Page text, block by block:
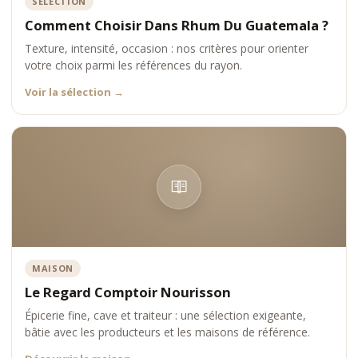
Comment Choisir Dans Rhum Du Guatemala ?
Texture, intensité, occasion : nos critères pour orienter
votre choix parmi les références du rayon.
Voir la sélection →
MAISON
Le Regard Comptoir Nourisson
Épicerie fine, cave et traiteur : une sélection exigeante,
bâtie avec les producteurs et les maisons de référence.